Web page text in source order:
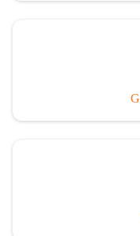
So darf ich Sie zu einer
manchmal auch
Jahrhunderte, ja
einladen.